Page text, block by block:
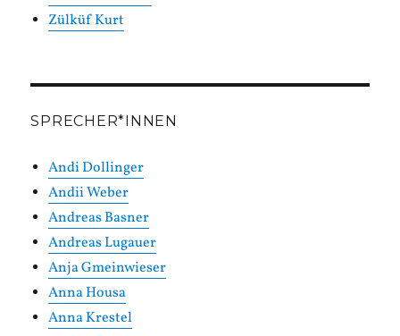
Zülküf Kurt
SPRECHER*INNEN
Andi Dollinger
Andii Weber
Andreas Basner
Andreas Lugauer
Anja Gmeinwieser
Anna Housa
Anna Krestel